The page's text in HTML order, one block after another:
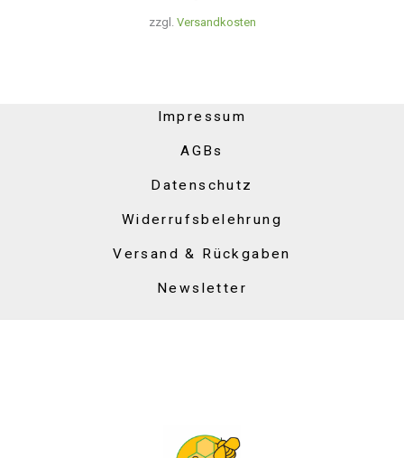
zzgl. Versandkosten
Impressum
AGBs
Datenschutz
Widerrufsbelehrung
Versand & Rückgaben
Newsletter